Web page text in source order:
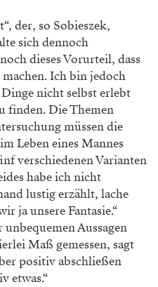
der, so Sobieszek,
sich dennoch
dieses Vorurteil, dass
Ich bin jedoch
nicht selbst erlebt
finden. Die Themen
müssen die
Leben eines Mannes
verschiedenen Varianten
habe ich nicht
lustig erzählt, lache
ja unsere Fantasie.“
Aussagen
Maß gemessen, sagt
positiv abschließen
etwas.“